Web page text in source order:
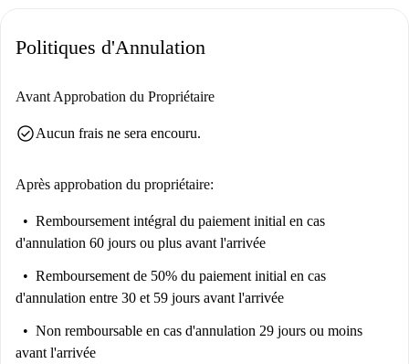
Street Art et la Fresque Se Souvenir pour Avancer, sont accessibles à
facile aux restaurants, aux expositions d'art et à la gastronomie locale.
Politiques d'Annulation
Avant Approbation du Propriétaire
check_circleAucun frais ne sera encouru.
Après approbation du propriétaire:
Remboursement intégral du paiement initial en cas
d'annulation 60 jours ou plus avant l'arrivée
Remboursement de 50% du paiement initial en cas
d'annulation entre 30 et 59 jours avant l'arrivée
Non remboursable en cas d'annulation 29 jours ou moins
avant l'arrivée